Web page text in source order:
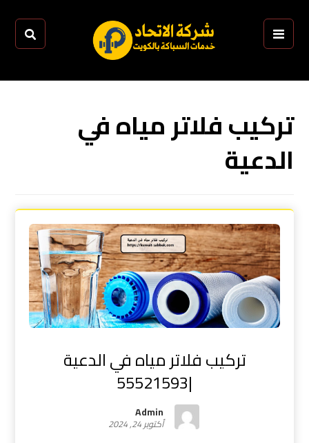
تركيب فلاتر مياه في
الدعية
تركيب فلاتر مياه في الدعية
|55521593
Admin
أكتوبر 24, 2024